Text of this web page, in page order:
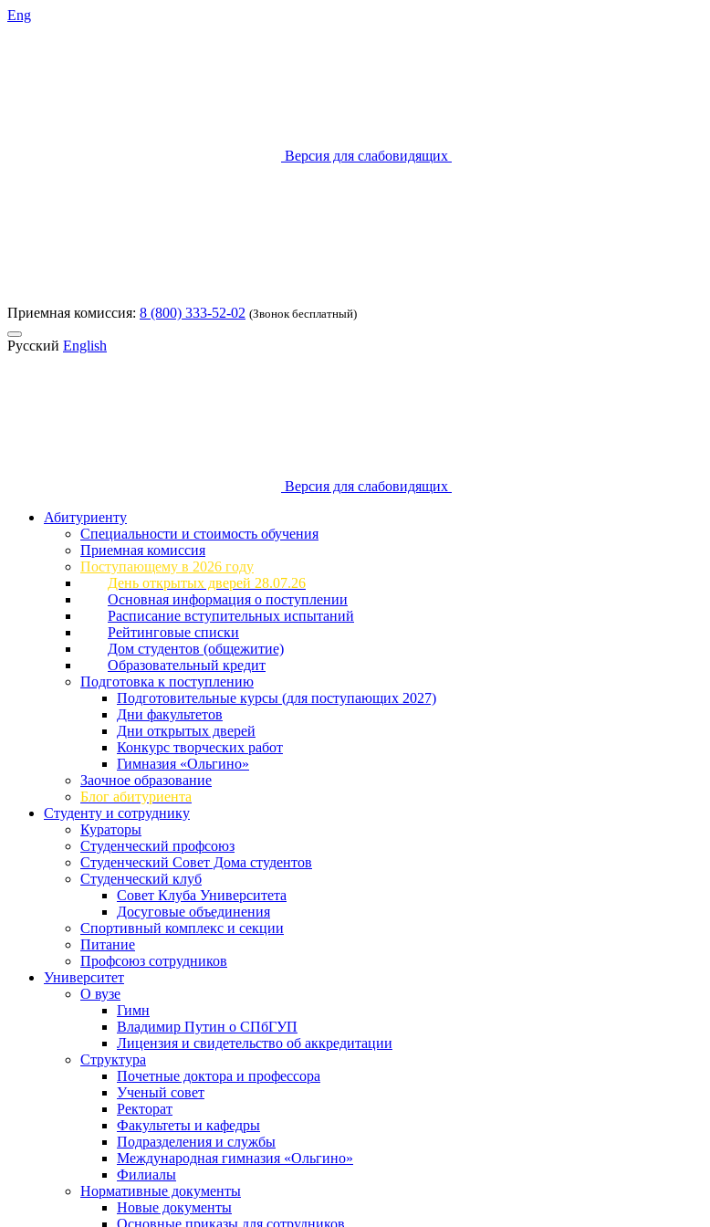
Eng
Версия для слабовидящих
Приемная комиссия: 8 (800) 333-52-02 (Звонок бесплатный)
Русский English
Версия для слабовидящих
Абитуриенту
Специальности и стоимость обучения
Приемная комиссия
Поступающему в 2026 году
День открытых дверей 28.07.26
Основная информация о поступлении
Расписание вступительных испытаний
Рейтинговые списки
Дом студентов (общежитие)
Образовательный кредит
Подготовка к поступлению
Подготовительные курсы (для поступающих 2027)
Дни факультетов
Дни открытых дверей
Конкурс творческих работ
Гимназия «Ольгино»
Заочное образование
Блог абитуриента
Студенту и сотруднику
Кураторы
Студенческий профсоюз
Студенческий Совет Дома студентов
Студенческий клуб
Совет Клуба Университета
Досуговые объединения
Спортивный комплекс и секции
Питание
Профсоюз сотрудников
Университет
О вузе
Гимн
Владимир Путин о СПбГУП
Лицензия и свидетельство об аккредитации
Структура
Почетные доктора и профессора
Ученый совет
Ректорат
Факультеты и кафедры
Подразделения и службы
Международная гимназия «Ольгино»
Филиалы
Нормативные документы
Новые документы
Основные приказы для сотрудников